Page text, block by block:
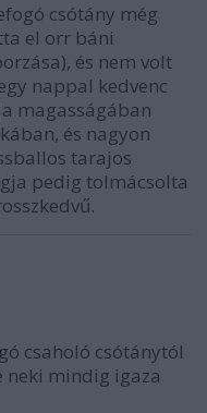
csótány még
el orr báni
és nem volt
nappal kedvenc
magasságában
és nagyon
tarajos
pedig tolmácsolta
csaholó csótánytól
neki mindig igaza